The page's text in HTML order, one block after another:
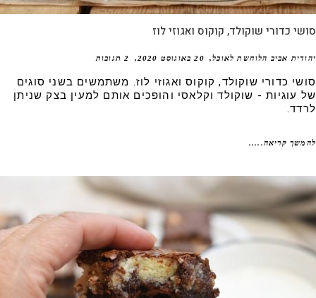
כדורי שוקולד, קוקוס ואגוזי לוז
אביב הלוחשת לאוכל 20 באוגוסט 2020 2 תגובות
כדורי שוקולד, קוקוס ואגוזי לוז. משתמשים בשני סוגים
עוגיות - שוקולד וקלאסי והופכים אותם למעין בצק שניתן
קריאה.....